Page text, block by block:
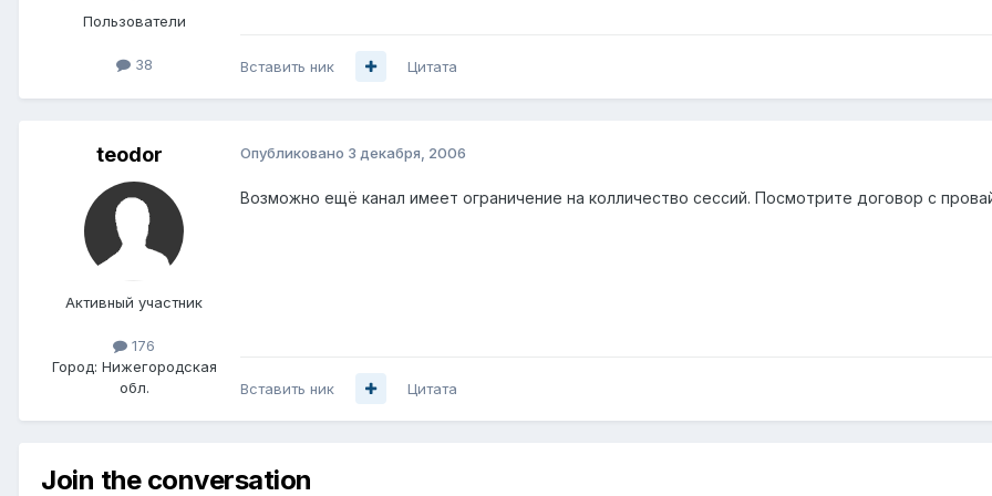
Пользователи
38 Вставить ник Цитата
teodor
Активный участник
176
Город: Нижегородская
обл.
Опубликовано 3 декабря, 2006
Возможно ещё канал имеет ограничение на колличество сессий. Посмотрите договор с
Вставить ник Цитата
Join the conversation